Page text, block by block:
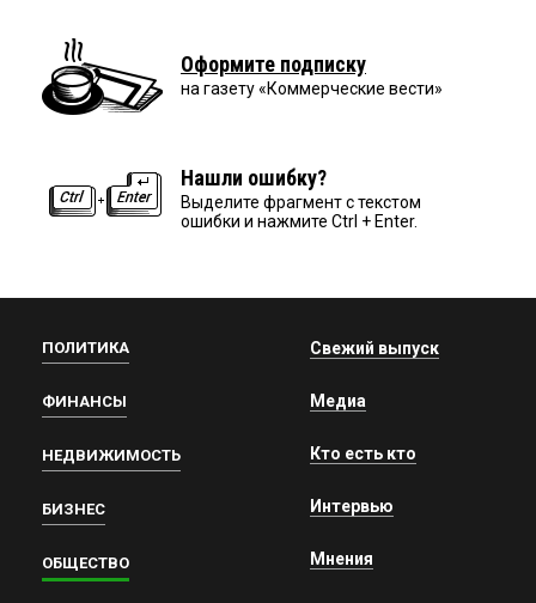
Оформите подписку
на газету «Коммерческие вести»
Нашли ошибку?
Выделите фрагмент с текстом
ошибки и нажмите Ctrl + Enter.
ПОЛИТИКА
ФИНАНСЫ
НЕДВИЖИМОСТЬ
БИЗНЕС
ОБЩЕСТВО
Свежий выпуск
Медиа
Кто есть кто
Интервью
Мнения